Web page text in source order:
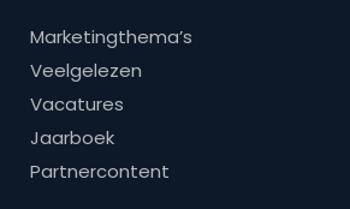
Marketingthema’s
Veelgelezen
Vacatures
Jaarboek
Partnercontent